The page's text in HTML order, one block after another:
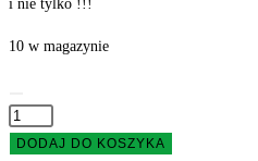
i nie tylko !!!
10 w magazynie
ilość
LAMPKA
DODAJ DO KOSZYKA